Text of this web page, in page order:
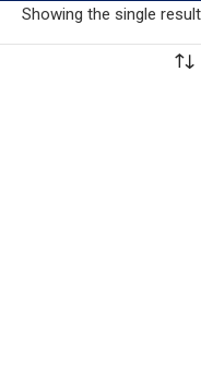
Showing the single result